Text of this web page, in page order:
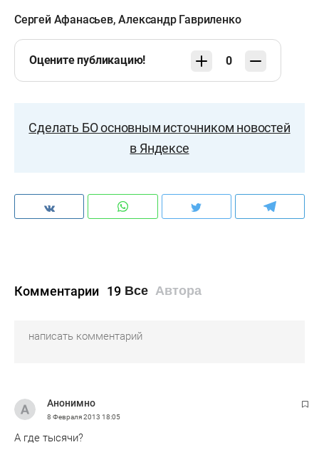
Сергей Афанасьев,Александр Гавриленко
Оцените публикацию! 0
Сделать БО основным источником новостей
в Яндексе
Комментарии 19 Все Автора
Анонимно
8 Февраля 2013 18:05
А где тысячи?